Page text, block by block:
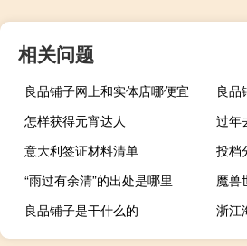
相关问题
良品铺子网上和实体店哪便宜
良品
怎样获得元宵达人
过年
意大利签证材料清单
投档
“雨过有余清”的出处是哪里
良品铺子是干什么的
浙江